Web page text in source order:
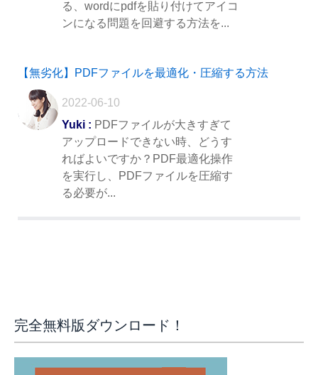
る、wordにpdfを貼り付けてアイコ
ンになる問題を回避する方法を...
【無劣化】PDFファイルを最適化・圧縮する方法
2022-06-10
Yuki : PDFファイルが大きすぎて
アップロードできない時、どうす
ればよいですか？PDF最適化操作
を実行し、PDFファイルを圧縮す
る必要が...
完全無料版ダウンロード！